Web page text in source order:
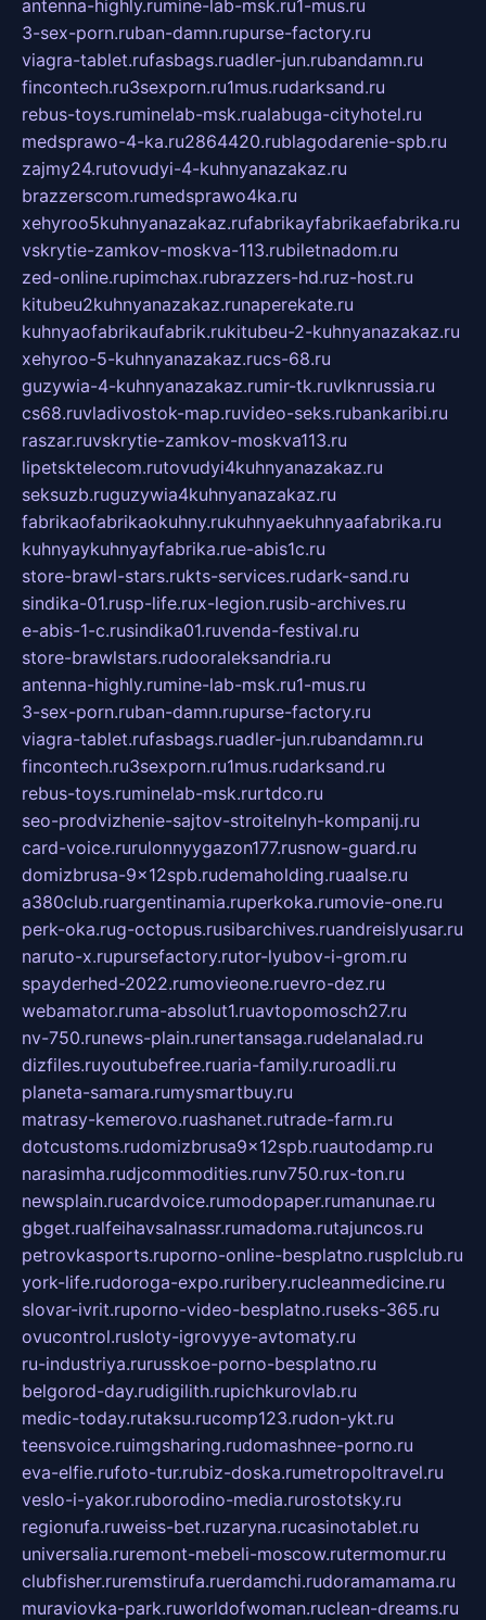
antenna-highly.rumine-lab-msk.ru1-mus.ru
3-sex-porn.ruban-damn.rupurse-factory.ru
viagra-tablet.rufasbags.ruadler-jun.rubandamn.ru
fincontech.ru3sexporn.ru1mus.rudarksand.ru
rebus-toys.ruminelab-msk.rualabuga-cityhotel.ru
medsprawo-4-ka.ru2864420.rublagodarenie-spb.ru
zajmy24.rutovudyi-4-kuhnyanazakaz.ru
brazzerscom.rumedsprawo4ka.ru
xehyroo5kuhnyanazakaz.rufabrikayfabrikaefabrika.ru
vskrytie-zamkov-moskva-113.rubiletnadom.ru
zed-online.rupimchax.rubrazzers-hd.ruz-host.ru
kitubeu2kuhnyanazakaz.runaperekate.ru
kuhnyaofabrikaufabrik.rukitubeu-2-kuhnyanazakaz.ru
xehyroo-5-kuhnyanazakaz.rucs-68.ru
guzywia-4-kuhnyanazakaz.rumir-tk.ruvlknrussia.ru
cs68.ruvladivostok-map.ruvideo-seks.rubankaribi.ru
raszar.ruvskrytie-zamkov-moskva113.ru
lipetsktelecom.rutovudyi4kuhnyanazakaz.ru
seksuzb.ruguzywia4kuhnyanazakaz.ru
fabrikaofabrikaokuhny.rukuhnyaekuhnyaafabrika.ru
kuhnyaykuhnyayfabrika.rue-abis1c.ru
store-brawl-stars.rukts-services.rudark-sand.ru
sindika-01.rusp-life.rux-legion.rusib-archives.ru
e-abis-1-c.rusindika01.ruvenda-festival.ru
store-brawlstars.rudooraleksandria.ru
antenna-highly.rumine-lab-msk.ru1-mus.ru
3-sex-porn.ruban-damn.rupurse-factory.ru
viagra-tablet.rufasbags.ruadler-jun.rubandamn.ru
fincontech.ru3sexporn.ru1mus.rudarksand.ru
rebus-toys.ruminelab-msk.rurtdco.ru
seo-prodvizhenie-sajtov-stroitelnyh-kompanij.ru
card-voice.rurulonnyygazon177.rusnow-guard.ru
domizbrusa-9x12spb.rudemaholding.ruaalse.ru
a380club.ruargentinamia.ruperkoka.rumovie-one.ru
perk-oka.rug-octopus.rusibarchives.ruandreislyusar.ru
naruto-x.rupursefactory.rutor-lyubov-i-grom.ru
spayderhed-2022.rumovieone.ruevro-dez.ru
webamator.ruma-absolut1.ruavtopomosch27.ru
nv-750.runews-plain.runertansaga.rudelanalad.ru
dizfiles.ruyoutubefree.ruaria-family.ruroadli.ru
planeta-samara.rumysmartbuy.ru
matrasy-kemerovo.ruashanet.rutrade-farm.ru
dotcustoms.rudomizbrusa9x12spb.ruautodamp.ru
narasimha.rudjcommodities.runv750.rux-ton.ru
newsplain.rucardvoice.rumodopaper.rumanunae.ru
gbget.rualfeihavsalnassr.rumadoma.rutajuncos.ru
petrovkasports.ruporno-online-besplatno.rusplclub.ru
york-life.rudoroga-expo.ruribery.rucleanmedicine.ru
slovar-ivrit.ruporno-video-besplatno.ruseks-365.ru
ovucontrol.rusloty-igrovyye-avtomaty.ru
ru-industriya.rurusskoe-porno-besplatno.ru
belgorod-day.rudigilith.rupichkurovlab.ru
medic-today.rutaksu.rucomp123.rudon-ykt.ru
teensvoice.ruimgsharing.rudomashnee-porno.ru
eva-elfie.rufoto-tur.rubiz-doska.rumetropoltravel.ru
veslo-i-yakor.ruborodino-media.rurostotsky.ru
regionufa.ruweiss-bet.ruzaryna.rucasinotablet.ru
universalia.ruremont-mebeli-moscow.rutermomur.ru
clubfisher.ruremstirufa.ruerdamchi.rudoramamama.ru
muraviovka-park.ruworldofwoman.ruclean-dreams.ru